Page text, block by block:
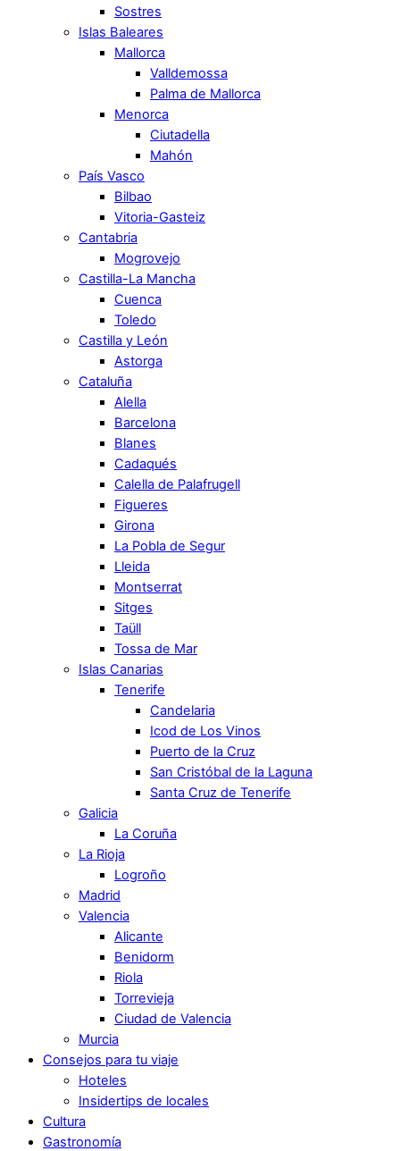
Sostres
Islas Baleares
Mallorca
Valldemossa
Palma de Mallorca
Menorca
Ciutadella
Mahón
País Vasco
Bilbao
Vitoria-Gasteiz
Cantabria
Mogrovejo
Castilla-La Mancha
Cuenca
Toledo
Castilla y León
Astorga
Cataluña
Alella
Barcelona
Blanes
Cadaqués
Calella de Palafrugell
Figueres
Girona
La Pobla de Segur
Lleida
Montserrat
Sitges
Taüll
Tossa de Mar
Islas Canarias
Tenerife
Candelaria
Icod de Los Vinos
Puerto de la Cruz
San Cristóbal de la Laguna
Santa Cruz de Tenerife
Galicia
La Coruña
La Rioja
Logroño
Madrid
Valencia
Alicante
Benidorm
Riola
Torrevieja
Ciudad de Valencia
Murcia
Consejos para tu viaje
Hoteles
Insidertips de locales
Cultura
Gastronomía